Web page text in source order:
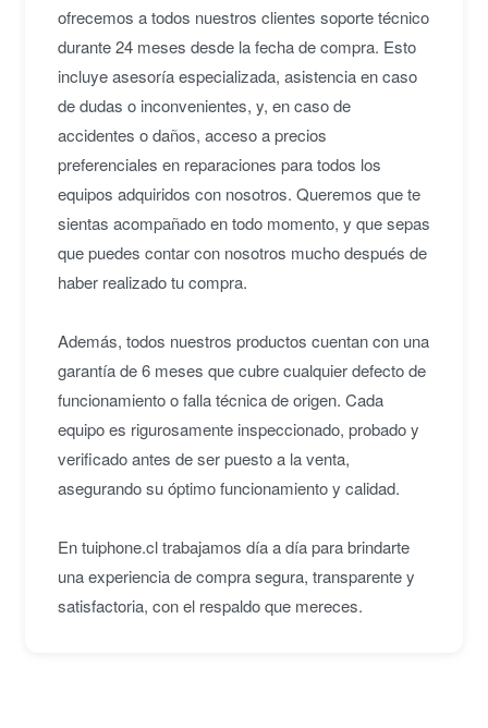
ofrecemos a todos nuestros clientes soporte técnico
durante 24 meses desde la fecha de compra. Esto
incluye asesoría especializada, asistencia en caso
de dudas o inconvenientes, y, en caso de
accidentes o daños, acceso a precios
preferenciales en reparaciones para todos los
equipos adquiridos con nosotros. Queremos que te
sientas acompañado en todo momento, y que sepas
que puedes contar con nosotros mucho después de
haber realizado tu compra.
Además, todos nuestros productos cuentan con una
garantía de 6 meses que cubre cualquier defecto de
funcionamiento o falla técnica de origen. Cada
equipo es rigurosamente inspeccionado, probado y
verificado antes de ser puesto a la venta,
asegurando su óptimo funcionamiento y calidad.
En tuiphone.cl trabajamos día a día para brindarte
una experiencia de compra segura, transparente y
satisfactoria, con el respaldo que mereces.